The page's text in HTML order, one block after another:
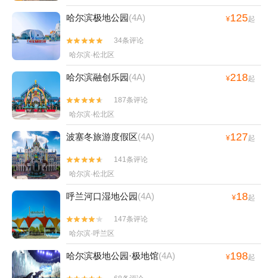
哈尔滨极地公园(4A) ¥125起


34条评论
哈尔滨·松北区
哈尔滨融创乐园(4A) ¥218起


187条评论
哈尔滨·松北区
波塞冬旅游度假区(4A) ¥127起


141条评论
哈尔滨·松北区
呼兰河口湿地公园(4A) ¥18起


147条评论
哈尔滨·呼兰区
哈尔滨极地公园·极地馆(4A) ¥198起